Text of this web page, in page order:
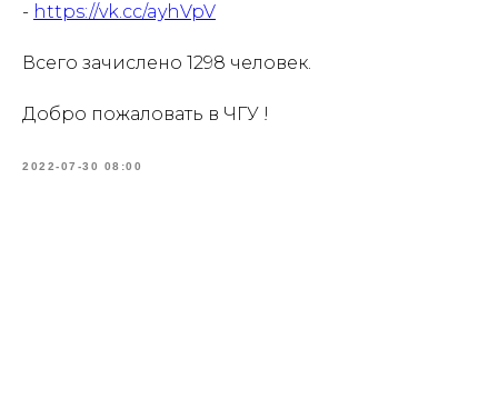
- https://vk.cc/ayhVpV
Всего зачислено 1298 человек.
Добро пожаловать в ЧГУ !
2022-07-30 08:00